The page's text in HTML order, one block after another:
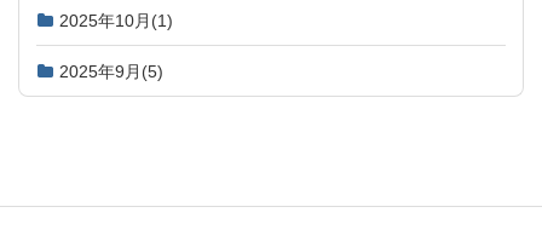
2025年10月 (1)
2025年9月 (5)